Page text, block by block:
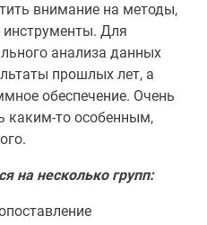
внимание на методы,
Для
анализа данных
прошлых лет, а
обеспечение. Очень
каким-то особенным,
на несколько групп: